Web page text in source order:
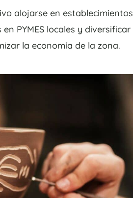
alojarse en establecimientos
PYMES locales y diversificar
la economía de la zona.